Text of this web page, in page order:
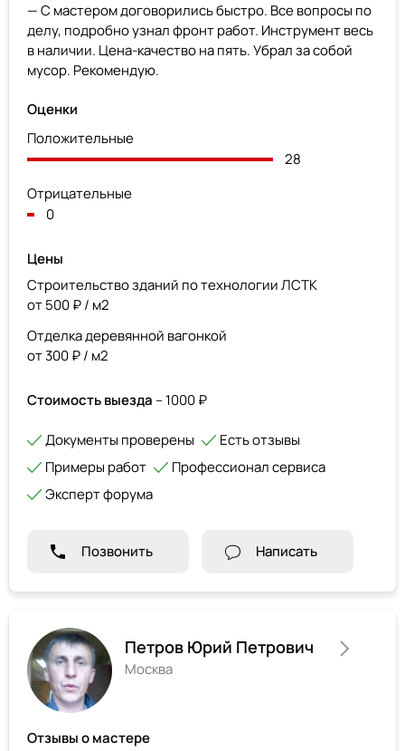
— С мастером договорились быстро. Все вопросы по
делу, подробно узнал фронт работ. Инструмент весь
в наличии. Цена-качество на пять. Убрал за собой
мусор. Рекомендую.
Оценки
Положительные
28
Отрицательные
0
Цены
Строительство зданий по технологии ЛСТК
от 500 ₽ / м2
Отделка деревянной вагонкой
от 300 ₽ / м2
Стоимость выезда – 1000 ₽
Документы проверены
Есть отзывы
Примеры работ
Профессионал сервиса
Эксперт форума
Позвонить Написать
Петров Юрий Петрович
Москва
Отзывы о мастере